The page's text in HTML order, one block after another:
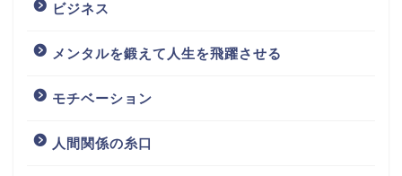
ビジネス
メンタルを鍛えて人生を飛躍させる
モチベーション
人間関係の糸口